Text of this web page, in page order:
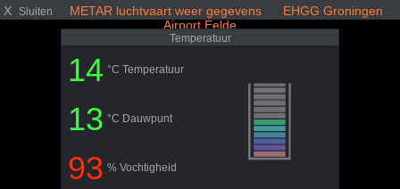
X Sluiten
METAR luchtvaart weer gegevens EHGG Groningen
Airport Eelde
Temperatuur
14 °C Temperatuur
13 °C Dauwpunt
93 % Vochtigheid